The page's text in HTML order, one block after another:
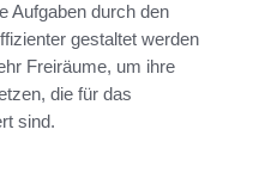
Aufgaben durch den
gestaltet werden
Freiräume, um ihre
die für das
sind.